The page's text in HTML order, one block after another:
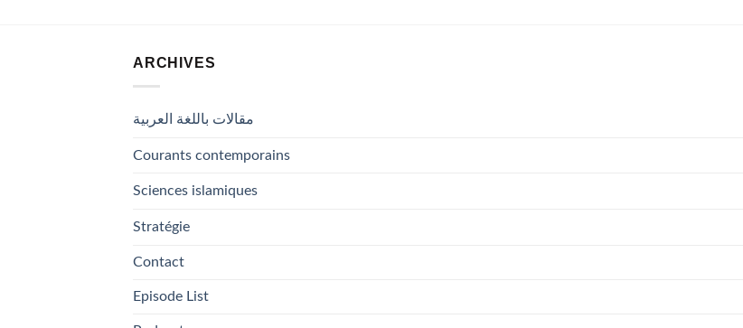
ARCHIVES
مقالات باللغة العربية
Courants contemporains
Sciences islamiques
Stratégie
Contact
Episode List